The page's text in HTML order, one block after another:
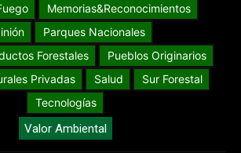
Memorias&Reconocimientos
Parques Nacionales
Forestales
Pueblos Originarios
Privadas
Salud
Sur Forestal
Tecnologías
Valor Ambiental